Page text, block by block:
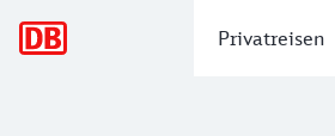
Privatreisen